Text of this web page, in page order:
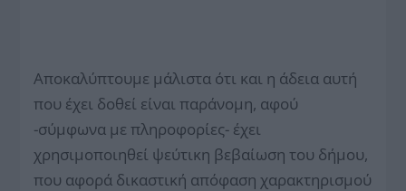
Αποκαλύπτουμε μάλιστα ότι και η άδεια αυτή
που έχει δοθεί είναι παράνομη, αφού
-σύμφωνα με πληροφορίες- έχει
χρησιμοποιηθεί ψεύτικη βεβαίωση του δήμου,
που αφορά δικαστική απόφαση χαρακτηρισμού